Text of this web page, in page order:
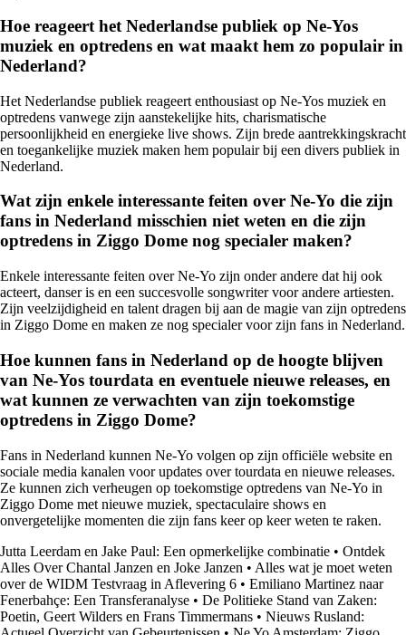
Hoe reageert het Nederlandse publiek op Ne-Yos
muziek en optredens en wat maakt hem zo populair in
Nederland?
Het Nederlandse publiek reageert enthousiast op Ne-Yos muziek en
optredens vanwege zijn aanstekelijke hits, charismatische
persoonlijkheid en energieke live shows. Zijn brede aantrekkingskracht
en toegankelijke muziek maken hem populair bij een divers publiek in
Nederland.
Wat zijn enkele interessante feiten over Ne-Yo die zijn
fans in Nederland misschien niet weten en die zijn
optredens in Ziggo Dome nog specialer maken?
Enkele interessante feiten over Ne-Yo zijn onder andere dat hij ook
acteert, danser is en een succesvolle songwriter voor andere artiesten.
Zijn veelzijdigheid en talent dragen bij aan de magie van zijn optredens
in Ziggo Dome en maken ze nog specialer voor zijn fans in Nederland.
Hoe kunnen fans in Nederland op de hoogte blijven
van Ne-Yos tourdata en eventuele nieuwe releases, en
wat kunnen ze verwachten van zijn toekomstige
optredens in Ziggo Dome?
Fans in Nederland kunnen Ne-Yo volgen op zijn officiële website en
sociale media kanalen voor updates over tourdata en nieuwe releases.
Ze kunnen zich verheugen op toekomstige optredens van Ne-Yo in
Ziggo Dome met nieuwe muziek, spectaculaire shows en
onvergetelijke momenten die zijn fans keer op keer weten te raken.
Jutta Leerdam en Jake Paul: Een opmerkelijke combinatie • Ontdek
Alles Over Chantal Janzen en Joke Janzen • Alles wat je moet weten
over de WIDM Testvraag in Aflevering 6 • Emiliano Martinez naar
Fenerbahçe: Een Transferanalyse • De Politieke Stand van Zaken:
Poetin, Geert Wilders en Frans Timmermans • Nieuws Rusland: